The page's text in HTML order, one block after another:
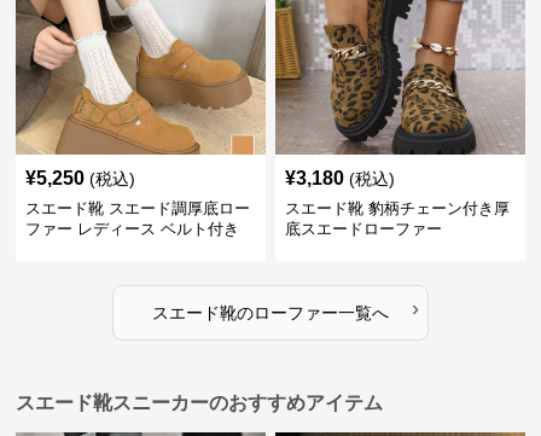
¥5,250 (税込)
スエード靴 スエード調厚底ロー
ファー レディース ベルト付き
¥3,180 (税込)
スエード靴 豹柄チェーン付き厚
底スエードローファー
スエード靴のローファー一覧へ ›
スエード靴スニーカーのおすすめアイテム